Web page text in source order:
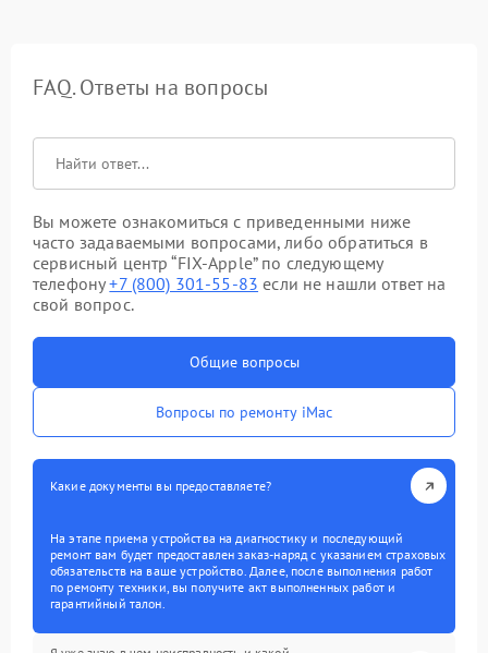
FAQ. Ответы на вопросы
Вы можете ознакомиться с приведенными ниже
часто задаваемыми вопросами, либо обратиться в
сервисный центр “FIX-Apple” по следующему
телефону+7 (800) 301-55-83 если не нашли ответ на
свой вопрос.
Общие вопросы
Вопросы по ремонту iMac
Какие документы вы предоставляете?
На этапе приема устройства на диагностику и последующий
ремонт вам будет предоставлен заказ-наряд с указанием страховых
обязательств на ваше устройство. Далее, после выполнения работ
по ремонту техники, вы получите акт выполненных работ и
гарантийный талон.